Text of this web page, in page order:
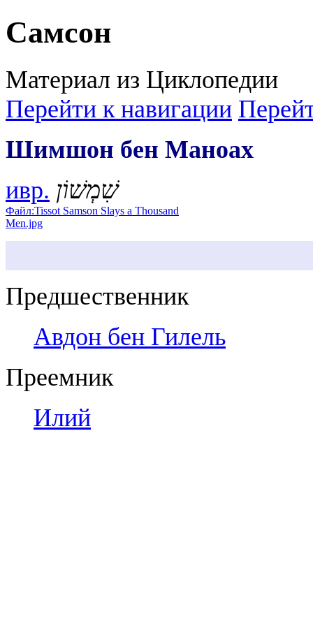
Самсон
Материал из Циклопедии
Перейти к навигации
Шимшон бен Маноах
ивр. שִׁמְשׁוֹן‎
Файл:Tissot Samson Slays a Thousand
Men.jpg
Предшественник
Авдон бен Гилель
Преемник
Илий